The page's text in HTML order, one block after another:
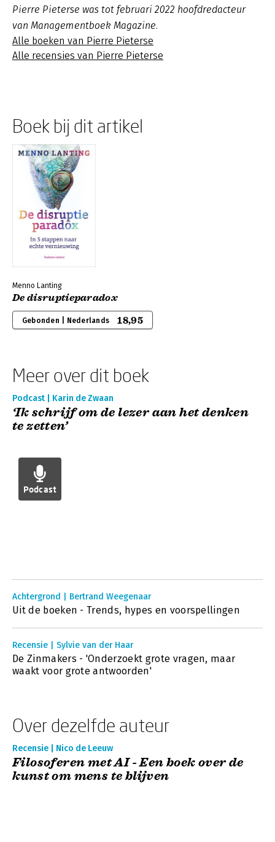
Pierre Pieterse was tot februari 2022 hoofdredacteur
van Managementboek Magazine.
Alle boeken van Pierre Pieterse
Alle recensies van Pierre Pieterse
Boek bij dit artikel
Menno Lanting
De disruptieparadox
Gebonden | Nederlands 18,95
Meer over dit boek
Podcast | Karin de Zwaan
‘Ik schrijf om de lezer aan het denken
te zetten’
Podcast
Achtergrond | Bertrand Weegenaar
Uit de boeken - Trends, hypes en voorspellingen
Recensie | Sylvie van der Haar
De Zinmakers - 'Onderzoekt grote vragen, maar
waakt voor grote antwoorden'
Over dezelfde auteur
Recensie | Nico de Leeuw
Filosoferen met AI - Een boek over de
kunst om mens te blijven